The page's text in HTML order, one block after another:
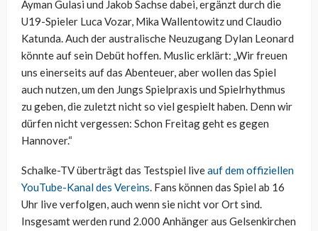
Ayman Gulasi und Jakob Sachse dabei, ergänzt durch die
U19-Spieler Luca Vozar, Mika Wallentowitz und Claudio
Katunda. Auch der australische Neuzugang Dylan Leonard
könnte auf sein Debüt hoffen. Muslic erklärt: „Wir freuen
uns einerseits auf das Abenteuer, aber wollen das Spiel
auch nutzen, um den Jungs Spielpraxis und Spielrhythmus
zu geben, die zuletzt nicht so viel gespielt haben. Denn wir
dürfen nicht vergessen: Schon Freitag geht es gegen
Hannover.“
Schalke-TV überträgt das Testspiel liveauf dem offiziellen
YouTube-Kanal des Vereins. Fans können das Spiel ab 16
Uhr live verfolgen, auch wenn sie nicht vor Ort sind.
Insgesamt werden rund 2.000 Anhänger aus Gelsenkirchen